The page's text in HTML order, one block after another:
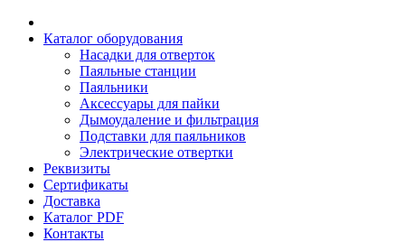
Каталог оборудования
Насадки для отверток
Паяльные станции
Паяльники
Аксессуары для пайки
Дымоудаление и фильтрация
Подставки для паяльников
Электрические отвертки
Реквизиты
Сертификаты
Доставка
Каталог PDF
Контакты